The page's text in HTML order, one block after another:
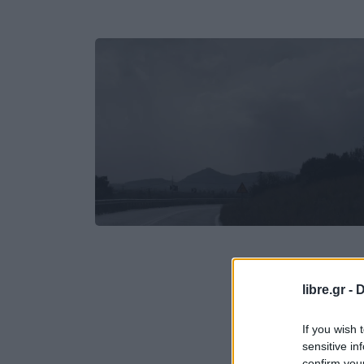
libre.gr -
If you wish
sensitive